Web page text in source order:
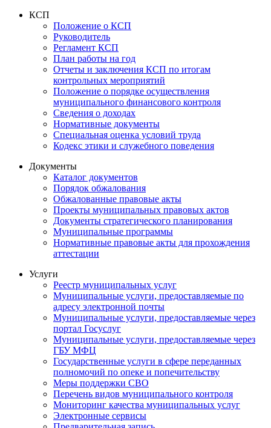
КСП
Положение о КСП
Руководитель
Регламент КСП
План работы на год
Отчеты и заключения КСП по итогам
контрольных мероприятий
Положение о порядке осуществления
муниципального финансового контроля
Сведения о доходах
Нормативные документы
Специальная оценка условий труда
Кодекс этики и служебного поведения
Документы
Каталог документов
Порядок обжалования
Обжалованные правовые акты
Проекты муниципальных правовых актов
Документы стратегического планирования
Муниципальные программы
Нормативные правовые акты для прохождения
аттестации
Услуги
Реестр муниципальных услуг
Муниципальные услуги, предоставляемые по
адресу электронной почты
Муниципальные услуги, предоставляемые через
портал Госуслуг
Муниципальные услуги, предоставляемые через
ГБУ МФЦ
Государственные услуги в сфере переданных
полномочий по опеке и попечительству
Меры поддержки СВО
Перечень видов муниципального контроля
Мониторинг качества муниципальных услуг
Электронные сервисы